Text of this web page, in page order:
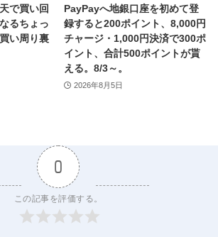
で買い回
るちょっ
い周り裏
PayPayへ地銀口座を初めて登
録すると200ポイント、8,000円
チャージ・1,000円決済で300ポ
イント、合計500ポイントが貰
える。8/3～。
2026年8月5日
0
この記事を評価する。